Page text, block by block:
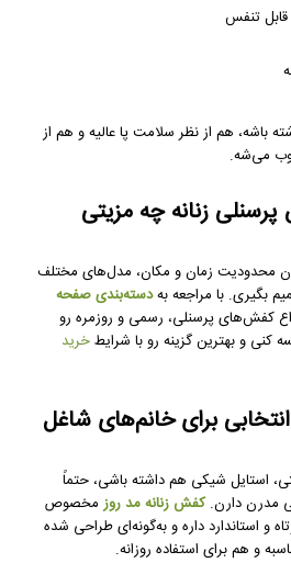
قابل تنفس
باشه، هم از نظر سلامت پا عالیه و هم از
می‌شه.
زنانه چه مزیتی
محدودیت زمان و مکان، مدل‌های مختلف
بگیری. با مراجعه بهدسته‌بندی صفحه
کفش‌های پرسنلی، رسمی و روزمره رو
کنی و بهترین گزینه رو با شرایطخرید
برای خانم‌های شاغل
استایل شیکی هم داشته باشی، حتماً
مدرن دارن.کفش زنانه مد روزمخصوص
و استاندارد داره و به‌گونه‌ای طراحی شده
و هم برای استفاده روزانه.